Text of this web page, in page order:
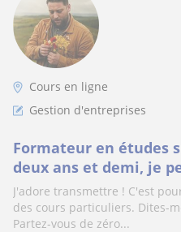
Cours en ligne
Gestion d'entreprises
Formateur en études
deux ans et demi, je
distance sur des
J'adore transmettre ! C'est
des cours particuliers. Dites-
Partez-vous de zéro...